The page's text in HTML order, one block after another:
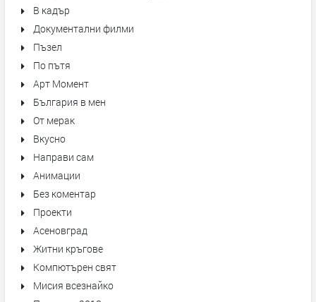
В кадър
Документални филми
Пъзел
По пътя
Арт Момент
България в мен
От мерак
Вкусно
Направи сам
Анимации
Без коментар
Проекти
Асеновград
Житни кръгове
Компютърен свят
Мисия всезнайко